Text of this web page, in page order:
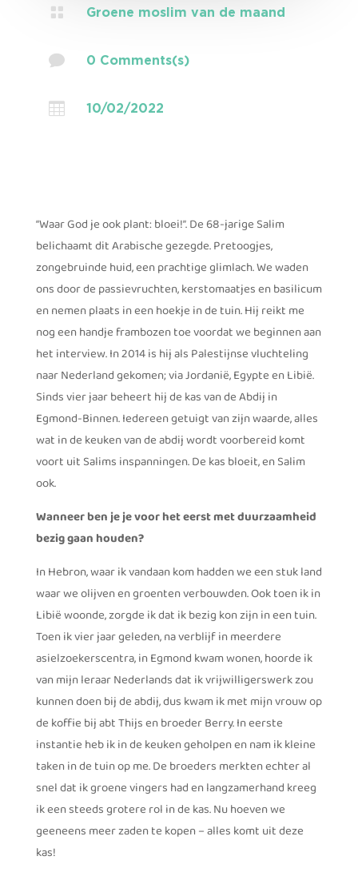
 Groene moslim van de maand
 0 Comments(s)
 10/02/2022
“Waar God je ook plant: bloei!”. De 68-jarige Salim
belichaamt dit Arabische gezegde. Pretoogjes,
zongebruinde huid, een prachtige glimlach. We waden
ons door de passievruchten, kerstomaatjes en basilicum
en nemen plaats in een hoekje in de tuin. Hij reikt me
nog een handje frambozen toe voordat we beginnen aan
het interview. In 2014 is hij als Palestijnse vluchteling
naar Nederland gekomen; via Jordanië, Egypte en Libië.
Sinds vier jaar beheert hij de kas van de Abdij in
Egmond-Binnen. Iedereen getuigt van zijn waarde, alles
wat in de keuken van de abdij wordt voorbereid komt
voort uit Salims inspanningen. De kas bloeit, en Salim
ook.
Wanneer ben je je voor het eerst met duurzaamheid
bezig gaan houden?
In Hebron, waar ik vandaan kom hadden we een stuk land
waar we olijven en groenten verbouwden. Ook toen ik in
Libië woonde, zorgde ik dat ik bezig kon zijn in een tuin.
Toen ik vier jaar geleden, na verblijf in meerdere
asielzoekerscentra, in Egmond kwam wonen, hoorde ik
van mijn leraar Nederlands dat ik vrijwilligerswerk zou
kunnen doen bij de abdij, dus kwam ik met mijn vrouw op
de koffie bij abt Thijs en broeder Berry. In eerste
instantie heb ik in de keuken geholpen en nam ik kleine
taken in de tuin op me. De broeders merkten echter al
snel dat ik groene vingers had en langzamerhand kreeg
ik een steeds grotere rol in de kas. Nu hoeven we
geeneens meer zaden te kopen – alles komt uit deze
kas!